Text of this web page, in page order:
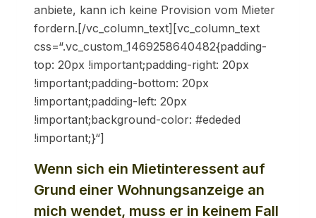
anbiete, kann ich keine Provision vom Mieter
fordern.[/vc_column_text][vc_column_text
css=“.vc_custom_1469258640482{padding-
top: 20px !important;padding-right: 20px
!important;padding-bottom: 20px
!important;padding-left: 20px
!important;background-color: #ededed
!important;}“]
Wenn sich ein Mietinteressent auf
Grund einer Wohnungsanzeige an
mich wendet, muss er in keinem Fall